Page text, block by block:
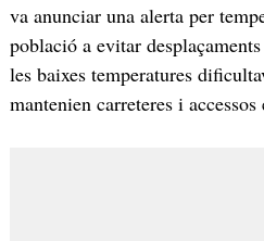
va anunciar una alerta per
població a evitar
les baixes temperatures
mantenien carreteres i